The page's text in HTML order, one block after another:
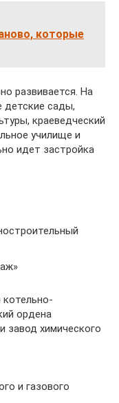
которые
развивается. На
детские сады,
краеведческий
училище и
идет застройка
ордена
завод химического
и газового